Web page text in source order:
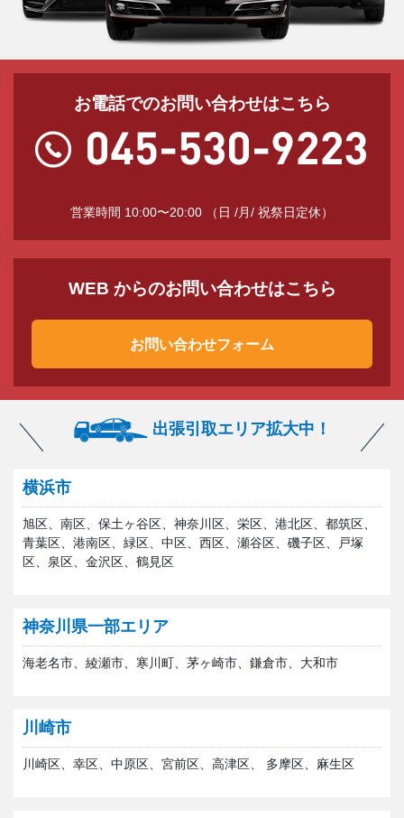
お電話でのお問い合わせはこちら
営業時間 10:00〜20:00 （日 /月/ 祝祭日定休）
WEB からのお問い合わせはこちら
お問い合わせフォーム
出張引取エリア拡大中！
横浜市
旭区、南区、保土ヶ谷区、神奈川区、栄区、港北区、都筑区、
青葉区、港南区、緑区、中区、西区、瀬谷区、磯子区、戸塚
区、泉区、金沢区、鶴見区
神奈川県一部エリア
海老名市、綾瀬市、寒川町、茅ヶ崎市、鎌倉市、大和市
川崎市
川崎区、幸区、中原区、宮前区、高津区、 多摩区、麻生区